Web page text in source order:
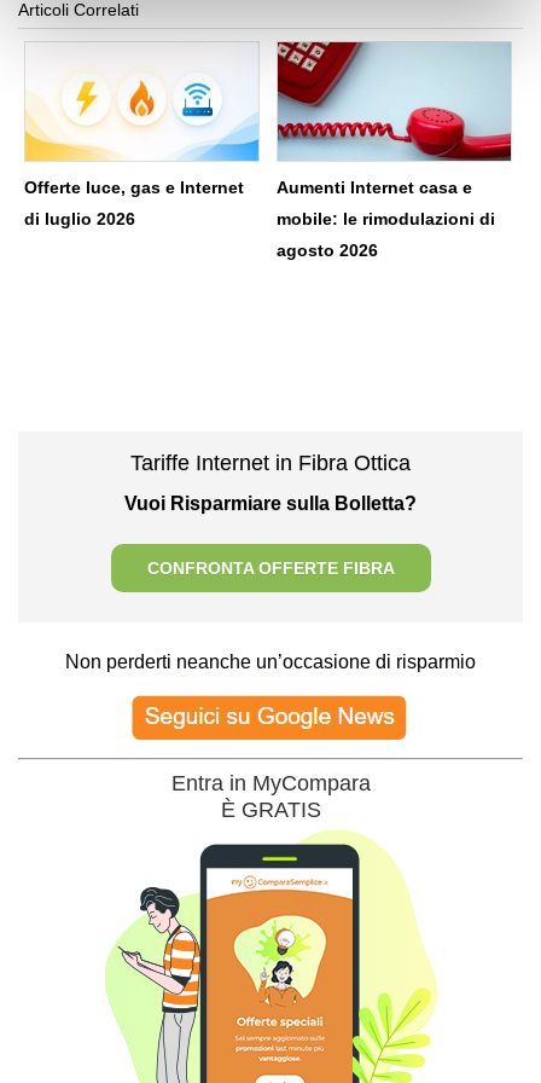
Articoli Correlati
Offerte luce, gas e Internet
di luglio 2026
Aumenti Internet casa e
mobile: le rimodulazioni di
agosto 2026
Tariffe Internet in Fibra Ottica
Vuoi Risparmiare sulla Bolletta?
CONFRONTA OFFERTE FIBRA
Non perderti neanche un’occasione di risparmio
Entra in MyCompara
È GRATIS